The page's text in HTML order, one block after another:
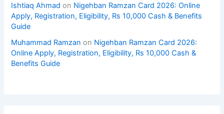
Ishtiaq Ahmad on Nigehban Ramzan Card 2026: Online
Apply, Registration, Eligibility, Rs 10,000 Cash & Benefits
Guide
Muhammad Ramzan on Nigehban Ramzan Card 2026:
Online Apply, Registration, Eligibility, Rs 10,000 Cash &
Benefits Guide